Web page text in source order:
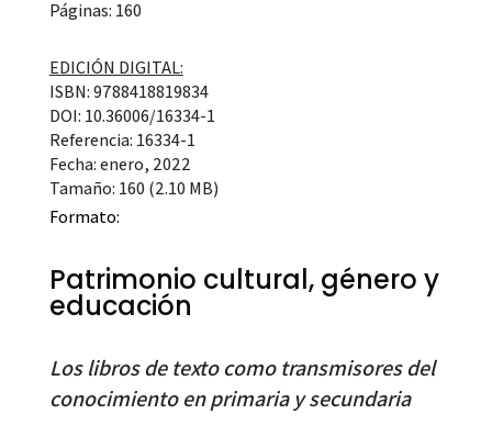
Páginas: 160
EDICIÓN DIGITAL:
ISBN: 9788418819834
DOI: 10.36006/16334-1
Referencia: 16334-1
Fecha: enero, 2022
Tamaño: 160 (2.10 MB)
Formato:
Patrimonio cultural, género y
educación
Los libros de texto como transmisores del
conocimiento en primaria y secundaria